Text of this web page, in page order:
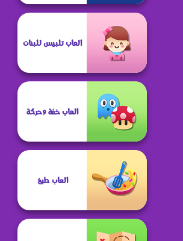
العاب تلبيس للبنات
العاب خفة وحركة
العاب طبخ